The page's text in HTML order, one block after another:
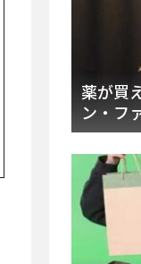
薬が買
ン・フ
える市
【2025